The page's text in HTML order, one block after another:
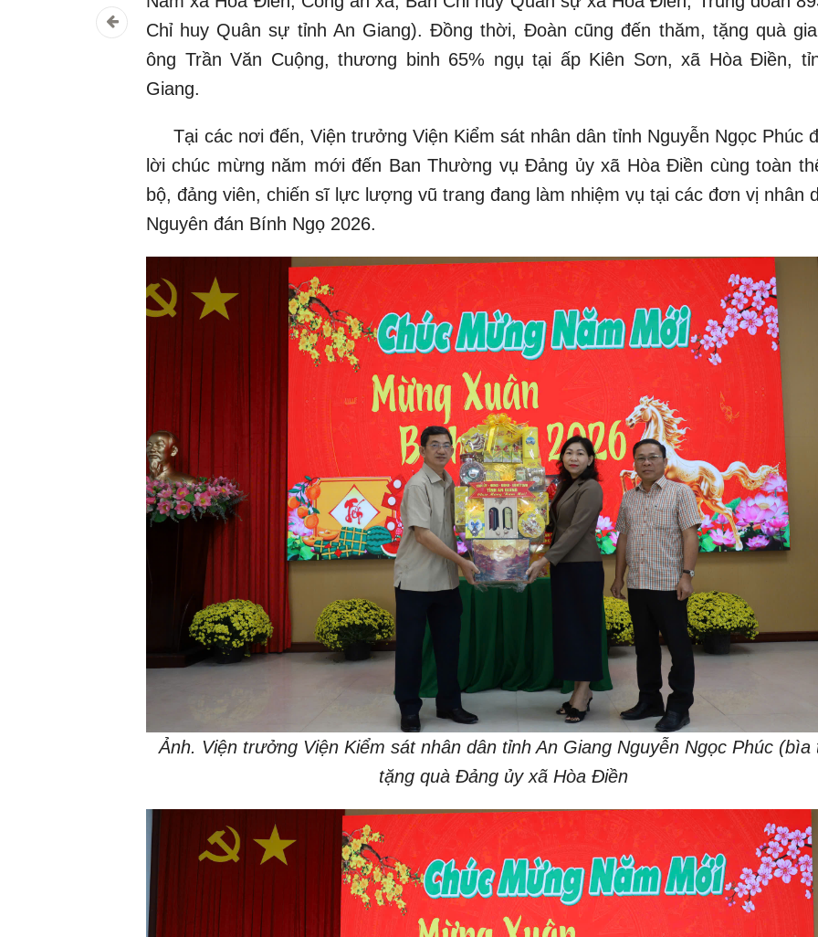
Chỉ huy Quân sự tỉnh An Giang). Đồng thời, Đoàn cũng đến thăm, tặng quà
ông Trần Văn Cuộng, thương binh 65% ngụ tại ấp Kiên Sơn, xã Hòa Điền,
Giang.
Tại các nơi đến, Viện trưởng Viện Kiểm sát nhân dân tỉnh Nguyễn Ngọc Phúc
lời chúc mừng năm mới đến Ban Thường vụ Đảng ủy xã Hòa Điền cùng toàn
bộ, đảng viên, chiến sĩ lực lượng vũ trang đang làm nhiệm vụ tại các đơn vị nhân
Nguyên đán Bính Ngọ 2026.
Ảnh. Viện trưởng Viện Kiểm sát nhân dân tỉnh An Giang Nguyễn Ngọc Phúc (bìa
tặng quà Đảng ủy xã Hòa Điền